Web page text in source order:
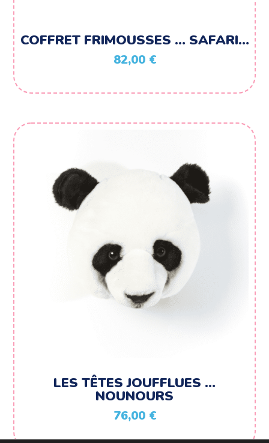
COFFRET FRIMOUSSES … SAFARI…
82,00 €
LES TÊTES JOUFFLUES …
NOUNOURS
76,00 €